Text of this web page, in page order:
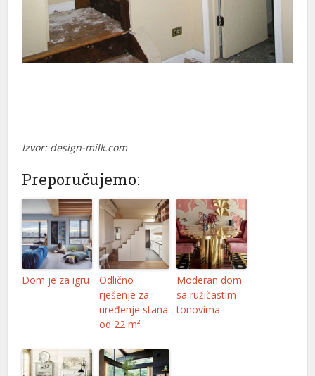
Izvor: design-milk.com
Preporučujemo:
Dom je za igru
Odlično
rješenje za
uređenje stana
od 22 m²
Moderan dom
sa ružičastim
tonovima